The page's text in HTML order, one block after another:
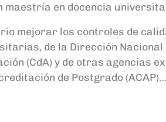
maestría en docencia
mejorar los controles de
de la Dirección Nacional
(CdA) y de otras agencias
de Postgrado (ACAP)…